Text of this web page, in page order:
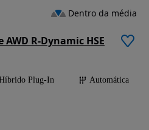
AWD R-Dynamic HSE
Plug-In
Automática
Dentro da média